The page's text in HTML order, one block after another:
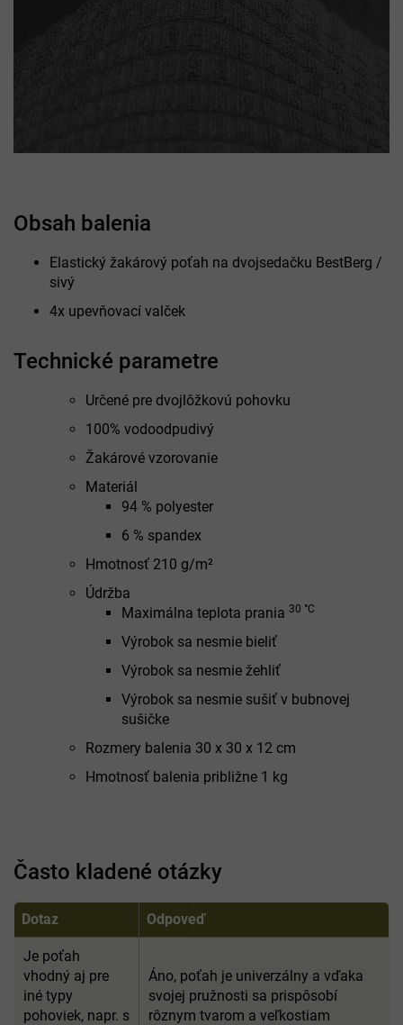
Obsah balenia
Elastický žakárový poťah na dvojsedačku BestBerg /
sivý
4x upevňovací valček
Technické parametre
Určené pre dvojlôžkovú pohovku
100% vodoodpudivý
Žakárové vzorovanie
Materiál
94 % polyester
6 % spandex
Hmotnosť 210 g/m²
Údržba
Maximálna teplota prania 30 °C
Výrobok sa nesmie bieliť
Výrobok sa nesmie žehliť
Výrobok sa nesmie sušiť v bubnovej
sušičke
Rozmery balenia 30 x 30 x 12 cm
Hmotnosť balenia približne 1 kg
Často kladené otázky
Dotaz Odpoveď
Je poťah
vhodný aj pre
iné typy
pohoviek, napr. s
Áno, poťah je univerzálny a vďaka
svojej pružnosti sa prispôsobí
rôznym tvarom a veľkostiam